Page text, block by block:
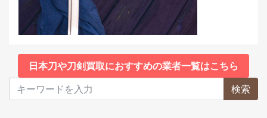
日本刀や刀剣買取におすすめの業者一覧はこちら
検索